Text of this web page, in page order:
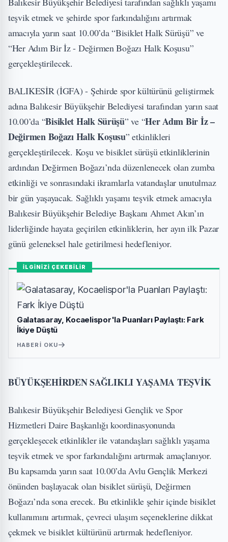
teşvik etmek ve şehirde spor farkındalığını artırmak
amacıyla yarın saat 10.00’da “Bisiklet Halk Sürüşü” ve
“Her Adım Bir İz - Değirmen Boğazı Halk Koşusu”
gerçekleştirilecek.
BALIKESİR (İGFA) - Şehirde spor kültürünü geliştirmek
adına Balıkesir Büyükşehir Belediyesi tarafından yarın saat
10.00’da “Bisiklet Halk Sürüşü” ve “Her Adım Bir İz –
Değirmen Boğazı Halk Koşusu” etkinlikleri
gerçekleştirilecek. Koşu ve bisiklet sürüşü etkinliklerinin
ardından Değirmen Boğazı’nda düzenlenecek olan zumba
etkinliği ve sonrasındaki ikramlarla vatandaşlar unutulmaz
bir gün yaşayacak. Sağlıklı yaşamı teşvik etmek amacıyla
Balıkesir Büyükşehir Belediye Başkanı Ahmet Akın’ın
liderliğinde hayata geçirilen etkinliklerin, her ayın ilk Pazar
günü geleneksel hale getirilmesi hedefleniyor.
İLGİNİZİ ÇEKEBİLİR
Galatasaray, Kocaelispor'la Puanları Paylaştı: Fark
İkiye Düştü
HABERI OKU
BÜYÜKŞEHİRDEN SAĞLIKLI YAŞAMA TEŞVİK
Balıkesir Büyükşehir Belediyesi Gençlik ve Spor
Hizmetleri Daire Başkanlığı koordinasyonunda
gerçekleşecek etkinlikler ile vatandaşları sağlıklı yaşama
teşvik etmek ve spor farkındalığını artırmak amaçlanıyor.
Bu kapsamda yarın saat 10.00’da Avlu Gençlik Merkezi
önünden başlayacak olan bisiklet sürüşü, Değirmen
Boğazı’nda sona erecek. Bu etkinlikle şehir içinde bisiklet
kullanımını artırmak, çevreci ulaşım seçeneklerine dikkat
çekmek ve bisiklet kültürünü artırmak hedefleniyor.